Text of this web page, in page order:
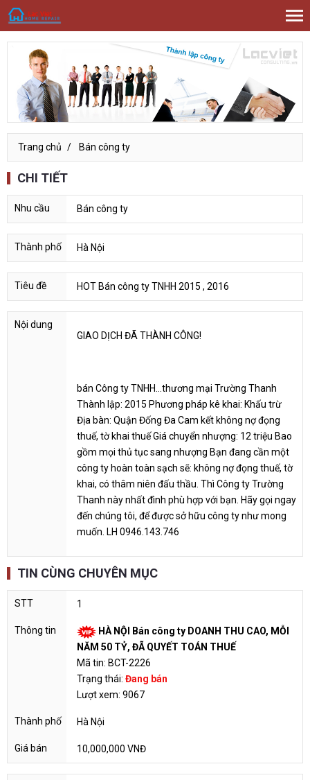
Trang chủ Bán công ty
CHI TIẾT
Bán công ty
Hà Nội
HOT Bán công ty TNHH 2015 , 2016
GIAO DỊCH ĐÃ THÀNH CÔNG!
bán Công ty TNHH...thương mại Trường Thanh
Thành lập: 2015 Phương pháp kê khai: Khấu trừ
Địa bàn: Quận Đống Đa Cam kết không nợ đọng
thuế, tờ khai thuế Giá chuyển nhượng: 12 triệu Bao
gồm mọi thủ tục sang nhượng Bạn đang cần một
công ty hoàn toàn sạch sẽ: không nợ đọng thuế, tờ
khai, có thâm niên đấu thầu. Thì Công ty Trường
Thanh này nhất đình phù hợp với bạn. Hãy gọi ngay
đến chúng tôi, để được sở hữu công ty như mong
muốn. LH 0946.143.746
TIN CÙNG CHUYÊN MỤC
1
HÀ NỘI Bán công ty DOANH THU CAO, MỖI
NĂM 50 TỶ, ĐÃ QUYẾT TOÁN THUẾ
Mã tin: BCT-2226
Trạng thái: Đang bán
Lượt xem: 9067
Hà Nội
10,000,000 VNĐ